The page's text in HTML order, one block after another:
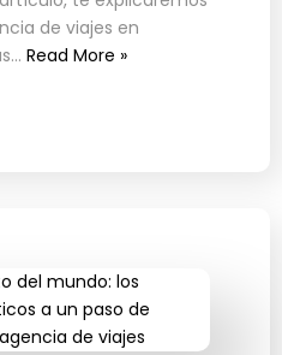
de viajes en
Read More »